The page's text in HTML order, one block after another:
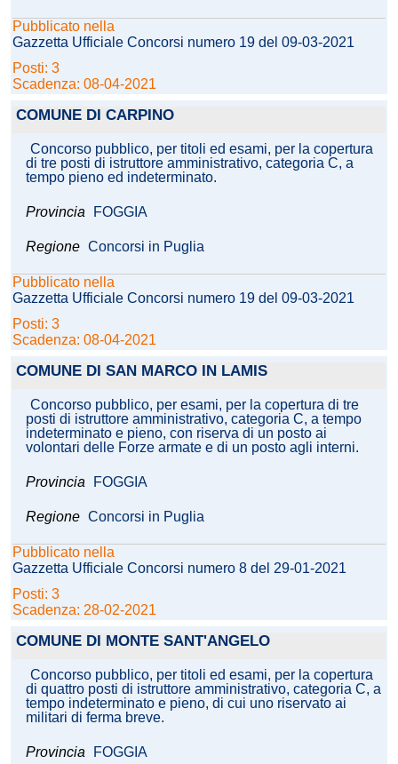
Pubblicato nella
Gazzetta Ufficiale Concorsi numero 19 del 09-03-2021
Posti: 3
Scadenza: 08-04-2021
COMUNE DI CARPINO
Concorso pubblico, per titoli ed esami, per la copertura
di tre posti di istruttore amministrativo, categoria C, a
tempo pieno ed indeterminato.
Provincia FOGGIA
Regione Concorsi in Puglia
Pubblicato nella
Gazzetta Ufficiale Concorsi numero 19 del 09-03-2021
Posti: 3
Scadenza: 08-04-2021
COMUNE DI SAN MARCO IN LAMIS
Concorso pubblico, per esami, per la copertura di tre
posti di istruttore amministrativo, categoria C, a tempo
indeterminato e pieno, con riserva di un posto ai
volontari delle Forze armate e di un posto agli interni.
Provincia FOGGIA
Regione Concorsi in Puglia
Pubblicato nella
Gazzetta Ufficiale Concorsi numero 8 del 29-01-2021
Posti: 3
Scadenza: 28-02-2021
COMUNE DI MONTE SANT'ANGELO
Concorso pubblico, per titoli ed esami, per la copertura
di quattro posti di istruttore amministrativo, categoria C, a
tempo indeterminato e pieno, di cui uno riservato ai
militari di ferma breve.
Provincia FOGGIA